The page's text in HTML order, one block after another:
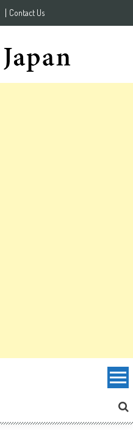
Contact Us